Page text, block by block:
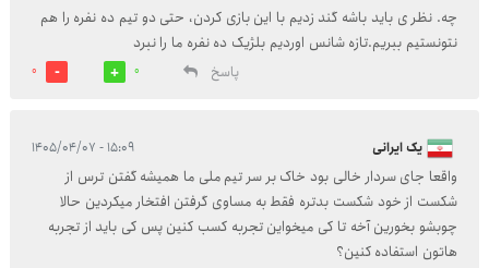
چه. نظر ی باید باشه گند زدیم با این بازی کردن، حتی دو تیم ده نفره را هم
نتونستیم ببریم.تازه شانس اوردیم بلژیک ده نفره ما را نبرد
پاسخ
0
0
یک ایرانی ۱۵:۰۹ - ۱۴۰۵/۰۴/۰۷
واقعا جای سردار خالی بود خاک بر سر تیم ملی ما همیشه گفتن ترس از
شکست از خود شکست بدتره فقط به مساوی گرفتن افتخار میکردین حالا
چوبشو بخورین آخه تا کی میخواین تجربه کسب کنین پس کی باید از تجربه
هاتون استفاده کنین؟